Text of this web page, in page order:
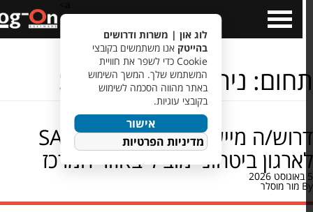
Open
Menu
ניתוח מערכות SAP
דרוש/ה מיישם/ת SAP S/4HANA
ביטחוני מוביל באזור המרכז
מור מוסלר
לוג און | משרות ודרושים
בהייטקאנו משתמשים בקובצי
Cookie כדי לשפר את חוויית
המשתמש שלך. המשך השימוש
באתר מהווה הסכמה לשימוש
בקובצי עוגיות.
אישור
מדיניות הפרטיות